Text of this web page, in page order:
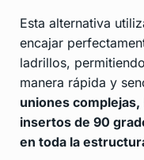
Esta alternativa
encajar
ladrillos,
manera rápida y
uniones
insertos de 90
en toda la